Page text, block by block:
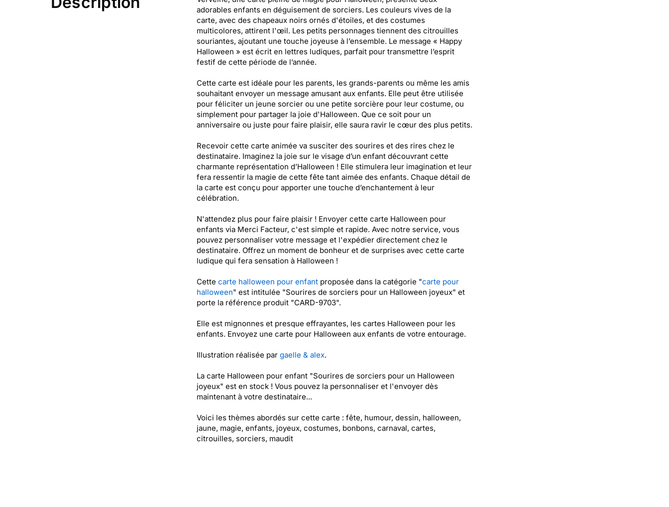
adorables enfants en déguisement de sorciers. Les couleurs vives de la
carte, avec des chapeaux noirs ornés d'étoiles, et des costumes
multicolores, attirent l'œil. Les petits personnages tiennent des citrouilles
souriantes, ajoutant une touche joyeuse à l’ensemble. Le message « Happy
Halloween » est écrit en lettres ludiques, parfait pour transmettre l’esprit
festif de cette période de l’année.
Cette carte est idéale pour les parents, les grands-parents ou même les amis
souhaitant envoyer un message amusant aux enfants. Elle peut être utilisée
pour féliciter un jeune sorcier ou une petite sorcière pour leur costume, ou
simplement pour partager la joie d'Halloween. Que ce soit pour un
anniversaire ou juste pour faire plaisir, elle saura ravir le cœur des plus petits.
Recevoir cette carte animée va susciter des sourires et des rires chez le
destinataire. Imaginez la joie sur le visage d’un enfant découvrant cette
charmante représentation d’Halloween ! Elle stimulera leur imagination et leur
fera ressentir la magie de cette fête tant aimée des enfants. Chaque détail de
la carte est conçu pour apporter une touche d’enchantement à leur
célébration.
N'attendez plus pour faire plaisir ! Envoyer cette carte Halloween pour
enfants via Merci Facteur, c'est simple et rapide. Avec notre service, vous
pouvez personnaliser votre message et l'expédier directement chez le
destinataire. Offrez un moment de bonheur et de surprises avec cette carte
ludique qui fera sensation à Halloween !
Cette carte halloween pour enfantproposée dans la catégorie "carte pour
halloween" est intitulée "Sourires de sorciers pour un Halloween joyeux" et
porte la référence produit "CARD-9703".
Elle est mignonnes et presque effrayantes, les cartes Halloween pour les
enfants. Envoyez une carte pour Halloween aux enfants de votre entourage.
Illustration réalisée par gaelle & alex.
La carte Halloween pour enfant "Sourires de sorciers pour un Halloween
joyeux" est en stock ! Vous pouvez la personnaliser et l'envoyer dès
maintenant à votre destinataire...
Voici les thèmes abordés sur cette carte : fête, humour, dessin, halloween,
jaune, magie, enfants, joyeux, costumes, bonbons, carnaval, cartes,
citrouilles, sorciers, maudit